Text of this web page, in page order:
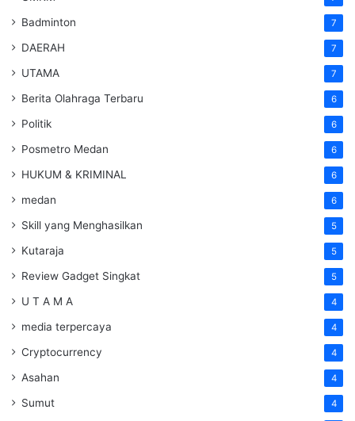
Badminton 7
DAERAH 7
UTAMA 7
Berita Olahraga Terbaru 6
Politik 6
Posmetro Medan 6
HUKUM & KRIMINAL 6
medan 6
Skill yang Menghasilkan 5
Kutaraja 5
Review Gadget Singkat 5
U T A M A 4
media terpercaya 4
Cryptocurrency 4
Asahan 4
Sumut 4